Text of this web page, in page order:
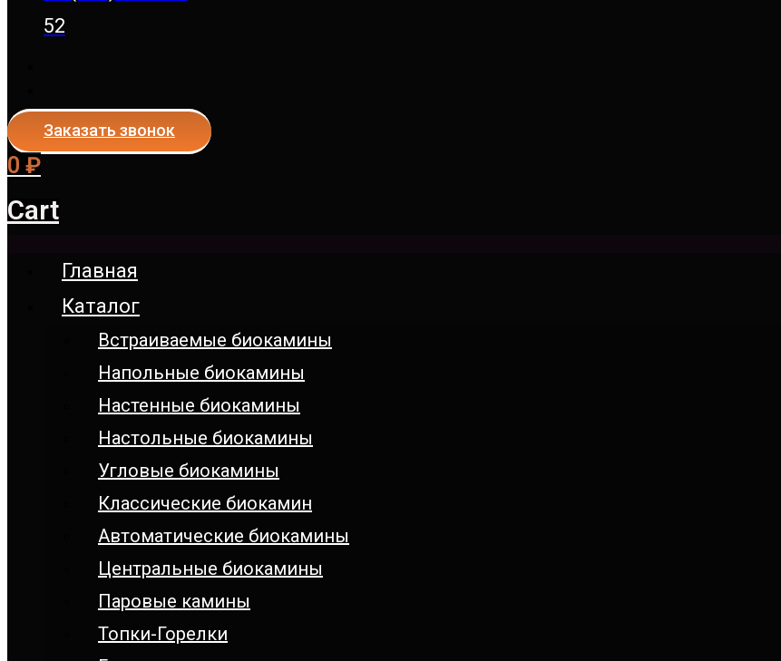
52
Заказать звонок
0 ₽
Cart
Главная
Каталог
Встраиваемые биокамины
Напольные биокамины
Настенные биокамины
Настoльные биокамины
Угловые биокамины
Классические биокамин
Автоматические биокамины
Центральные биокамины
Паровые камины
Топки-Горелки